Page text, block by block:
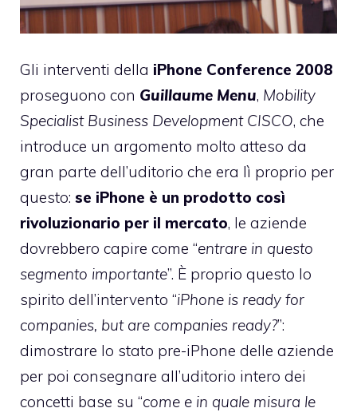
Gli interventi della iPhone Conference 2008
proseguono con Guillaume Menu, Mobility
Specialist Business Development CISCO, che
introduce un argomento molto atteso da
gran parte dell’uditorio che era lì proprio per
questo: se iPhone è un prodotto così
rivoluzionario per il mercato, le aziende
dovrebbero capire come “entrare in questo
segmento importante”. È proprio questo lo
spirito dell’intervento “iPhone is ready for
companies, but are companies ready?”:
dimostrare lo stato pre-iPhone delle aziende
per poi consegnare all’uditorio intero dei
concetti base su “come e in quale misura le